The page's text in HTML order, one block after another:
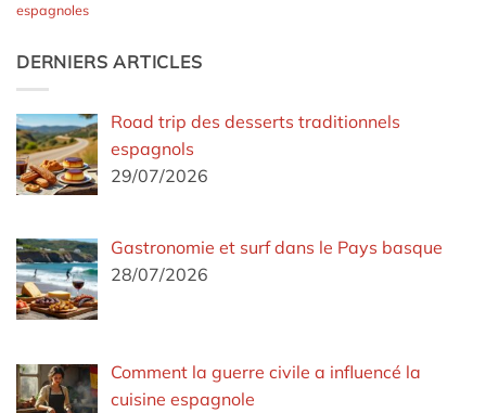
espagnoles
DERNIERS ARTICLES
Road trip des desserts traditionnels
espagnols
29/07/2026
Gastronomie et surf dans le Pays basque
28/07/2026
Comment la guerre civile a influencé la
cuisine espagnole